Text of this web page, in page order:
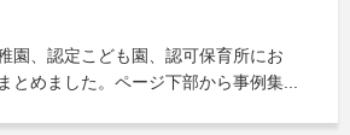
園、認定こども園、認可保育所にお
とめました。ページ下部から事例集...